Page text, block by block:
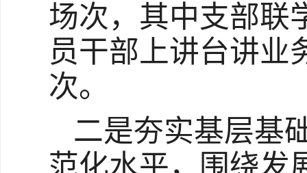
场次，其中支部联
员干部上讲台讲业
次。
二是夯实基层基
范化水平，围绕发